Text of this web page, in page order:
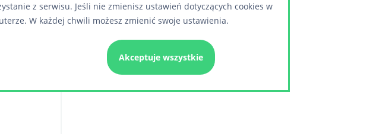
z serwisu. Jeśli nie zmienisz ustawień dotyczących cookies w
W każdej chwili możesz zmienić swoje ustawienia.
Akceptuje wszystkie